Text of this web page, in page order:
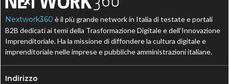
Nextwork360 è il più grande network in Italia di testate e portali
B2B dedicati ai temi della Trasformazione Digitale e dell’Innovazione
Imprenditoriale. Ha la missione di diffondere la cultura digitale e
imprenditoriale nelle imprese e pubbliche amministrazioni italiane.
Indirizzo